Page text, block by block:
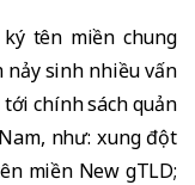
tên miền chung
nảy sinh nhiều vấn
chính sách quản
như: xung đột
miền New gTLD;